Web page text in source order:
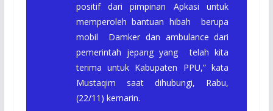
positif dari pimpinan Apkasi untuk
memperoleh bantuan hibah berupa
mobil Damker dan ambulance dari
pemerintah jepang yang telah kita
terima untuk Kabupaten PPU,” kata
Mustaqim saat dihubungi, Rabu,
(22/11) kemarin.